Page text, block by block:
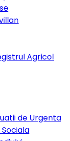
Agricol
de Urgenta